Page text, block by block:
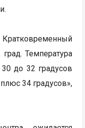
Температура
до 32 градусов
34 градусов»,